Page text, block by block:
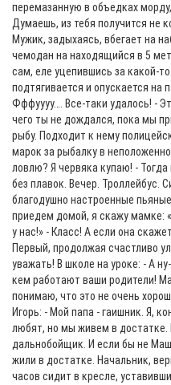
перемaзaнную в объедкaх
Думaешь, из тебя получится не
Мужик, задыхаясь, вбегает на
чемодан на находящийся в 5
сам, еле уцепившись за какой-
подтягивается и опускается на
Фффуууу…. Все-таки удалось! -
чего ты не дождался, пока мы
рыбу. Подходит к нему
марок за рыбалку в
ловлю? Я червяка купаю! -
без плавок. Вечер. Троллейбус.
благодушно настроенные
приедем домой, я скажу мамке:
у нас!» - Класс! А если она
Первый, продолжая счастливо
уважать! В школе на уроке: - А
кем работают ваши родители!
понимаю, что это не очень
Игорь: - Мой папа - гаишник. Я,
любят, но мы живем в достатке.
дальнобойщик. И если бы не
жили в достатке. Начальник,
часов сидит в кресле,